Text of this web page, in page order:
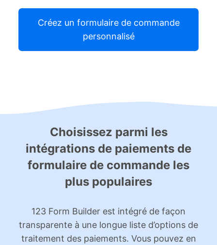
Créez un formulaire de commande
personnalisé
Choisissez parmi les
intégrations de paiements de
formulaire de commande les
plus populaires
123 Form Builder est intégré de façon
transparente à une longue liste d’options de
traitement des paiements. Vous pouvez en